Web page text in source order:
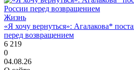
Жизнь
«Я хочу вернуться»: Агалакова*
перед возвращением
6 219
0
04.08.26